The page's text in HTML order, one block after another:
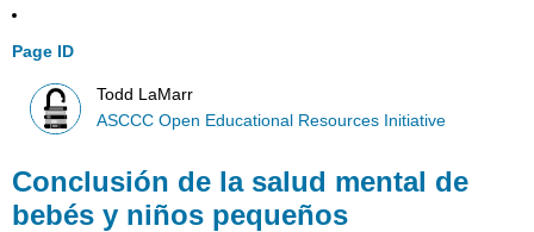
Page ID
Todd LaMarr
ASCCC Open Educational Resources Initiative
Conclusión de la salud mental de
bebés y niños pequeños